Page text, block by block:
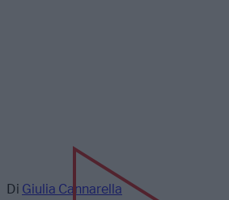
Di Giulia Cannarella